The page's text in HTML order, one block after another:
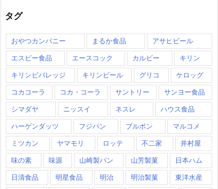
タグ
おやつカンパニー まるか食品 アサヒビール
エスビー食品 エースコック カルビー キリン
キリンビバレッジ キリンビール グリコ ケロッグ
コカコーラ コカ・コーラ サントリー サンヨー食品
シマダヤ ニッスイ ネスレ ハウス食品
ハーゲンダッツ フジパン ブルボン マルコメ
ミツカン ヤマモリ ロッテ 不二家 井村屋
味の素 味源 山崎製パン 山芳製菓 日本ハム
日清食品 明星食品 明治 明治製菓 東洋水産